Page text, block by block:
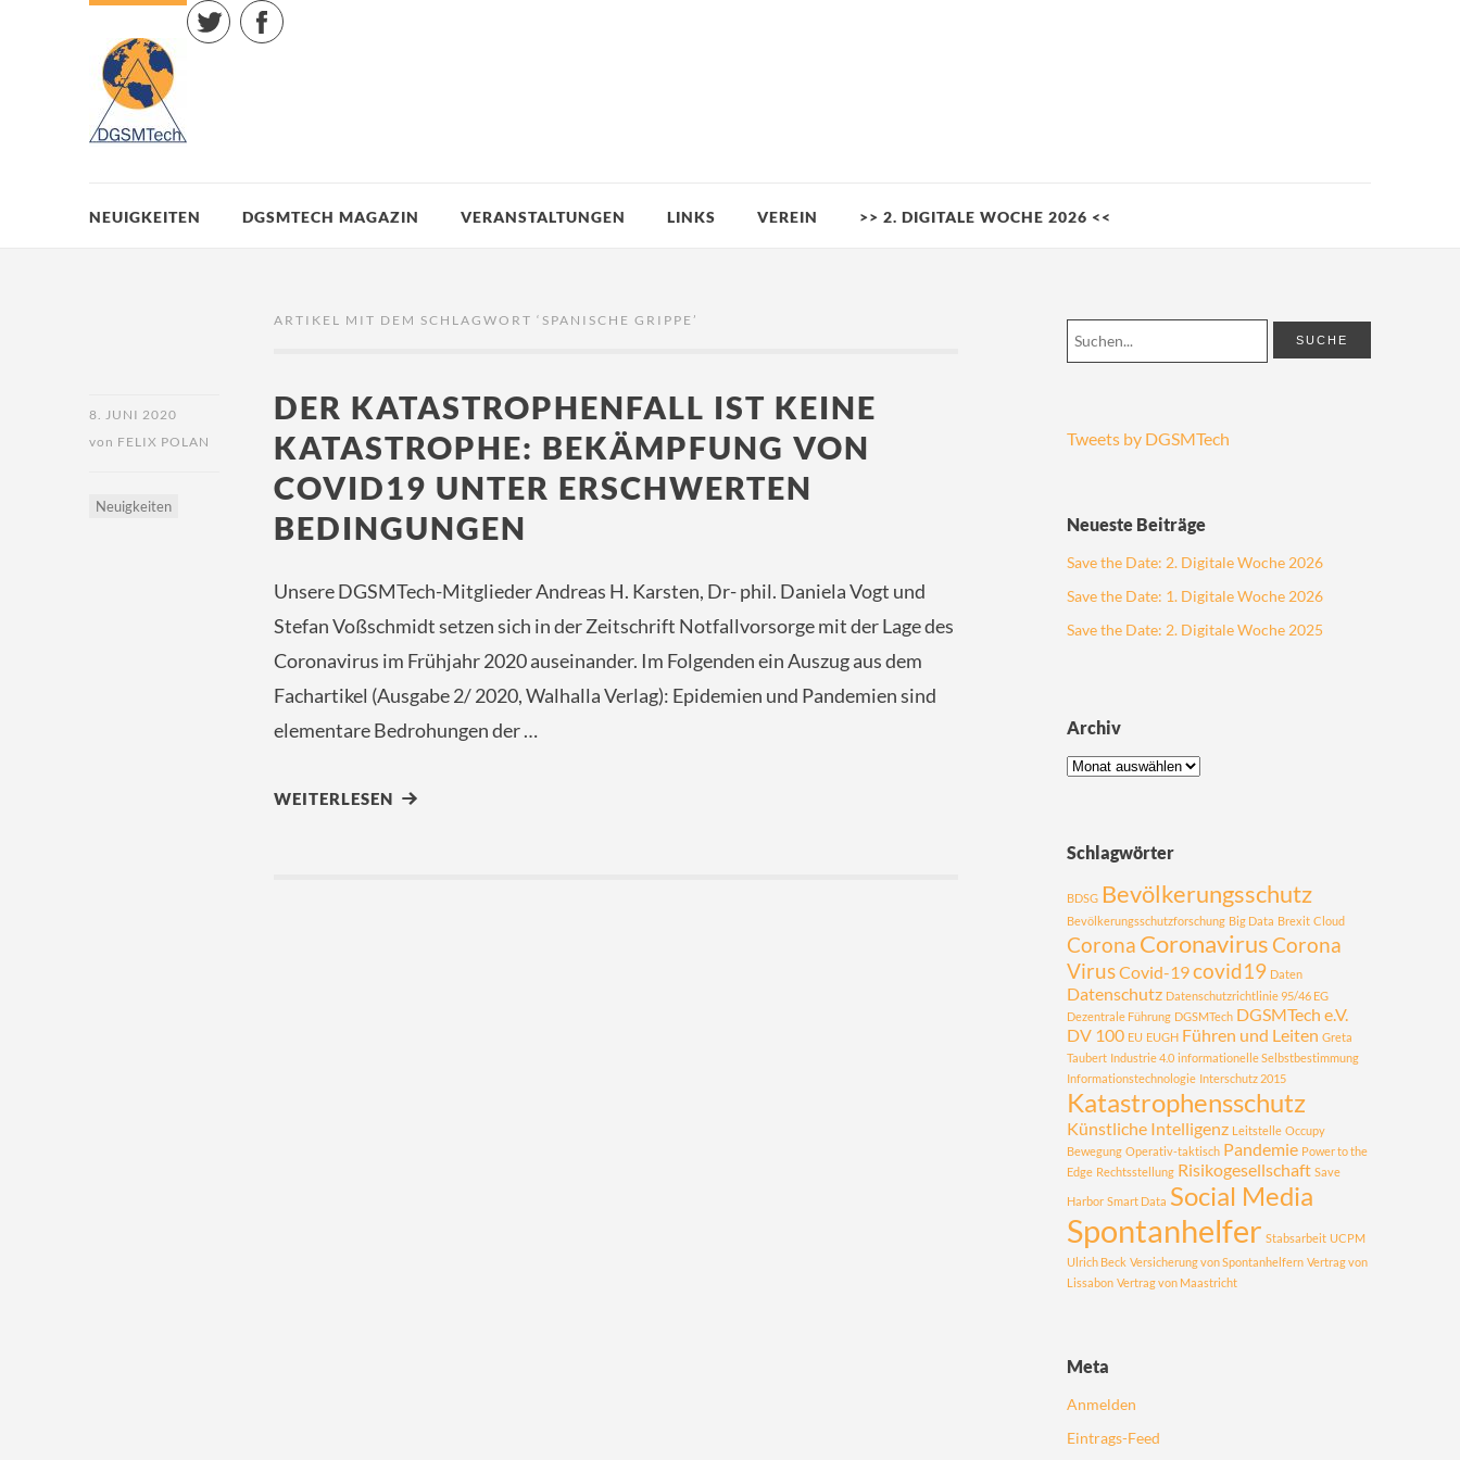
TwitterFacebook
NEUIGKEITEN DGSMTECH MAGAZIN VERANSTALTUNGEN LINKS VEREIN >> 2. DIGITALE WOCHE 2026 <<
ARTIKEL MIT DEM SCHLAGWORT ‘ SPANISCHE GRIPPE’
8. JUNI 2020
von FELIX POLAN
Neuigkeiten
DER KATASTROPHENFALL IST KEINE
KATASTROPHE: BEKÄMPFUNG VON
COVID19 UNTER ERSCHWERTEN
BEDINGUNGEN
Unsere DGSMTech-Mitglieder Andreas H. Karsten, Dr- phil. Daniela Vogt und
Stefan Voßschmidt setzen sich in der Zeitschrift Notfallvorsorge mit der Lage des
Coronavirus im Frühjahr 2020 auseinander. Im Folgenden ein Auszug aus dem
Fachartikel (Ausgabe 2/ 2020, Walhalla Verlag): Epidemien und Pandemien sind
elementare Bedrohungen der …
WEITERLESEN
Tweets by DGSMTech
Neueste Beiträge
Save the Date: 2. Digitale Woche 2026
Save the Date: 1. Digitale Woche 2026
Save the Date: 2. Digitale Woche 2025
Archiv
Schlagwörter
BDSG Bevölkerungsschutz
Bevölkerungsschutzforschung Big Data Brexit Cloud
Corona Coronavirus Corona
VirusCovid-19covid19 Daten
Datenschutz Datenschutzrichtlinie 95/46 EG
Dezentrale Führung DGSMTech DGSMTech e.V.
DV 100 EU EUGH Führen und Leiten Greta
Taubert Industrie 4.0 informationelle Selbstbestimmung
Informationstechnologie Interschutz 2015
Katastrophensschutz
Künstliche Intelligenz Leitstelle Occupy
Bewegung Operativ-taktisch Pandemie Power to the
Edge Rechtsstellung Risikogesellschaft Save
Harbor Smart Data Social Media
Spontanhelfer Stabsarbeit UCPM
Ulrich Beck Versicherung von Spontanhelfern Vertrag von
Lissabon Vertrag von Maastricht
Meta
Anmelden
Eintrags-Feed